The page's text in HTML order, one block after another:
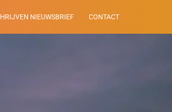
NIEUWSBRIEF CONTACT